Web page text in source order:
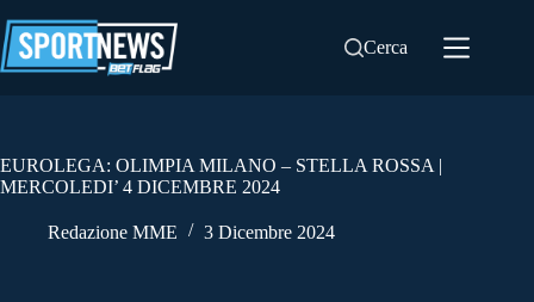
al
contenuto
Cerca
EUROLEGA: OLIMPIA MILANO – STELLA ROSSA |
MERCOLEDI’ 4 DICEMBRE 2024
Redazione MME 3 Dicembre 2024